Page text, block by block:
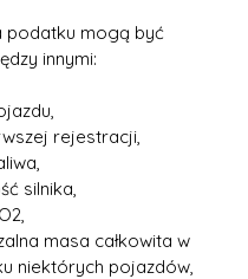
podatku mogą być
innymi:
rejestracji,
silnika,
masa całkowita w
niektórych pojazdów,